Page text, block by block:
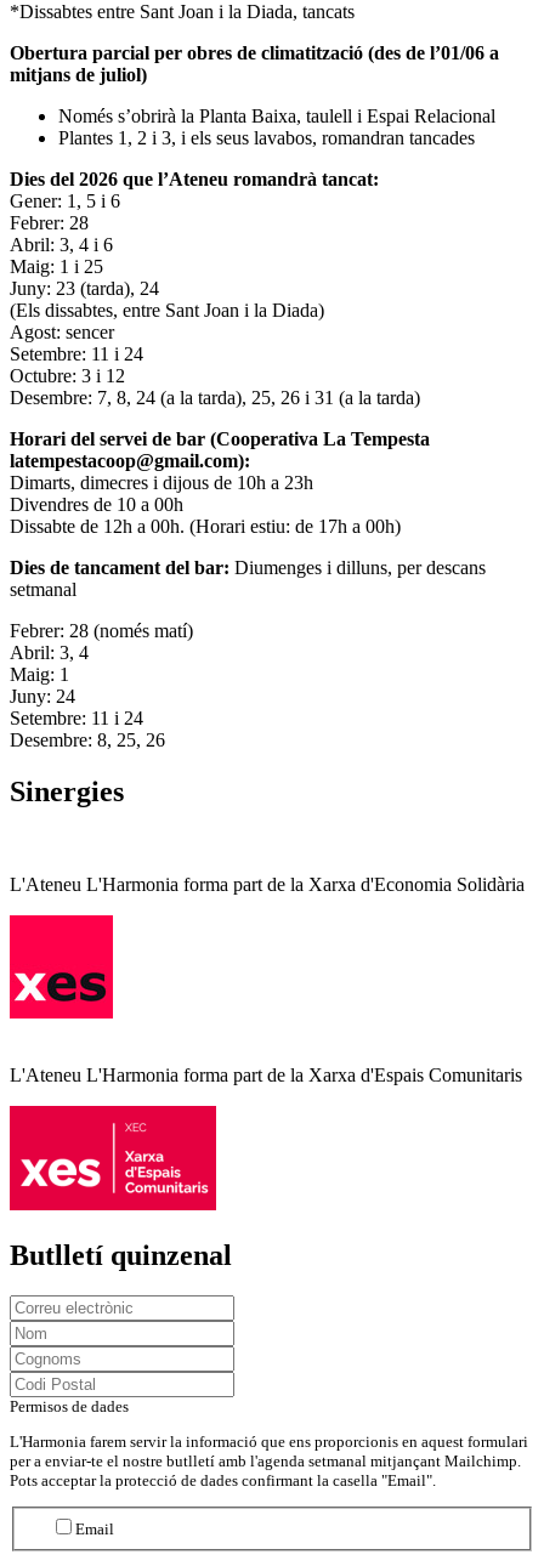
*Dissabtes entre Sant Joan i la Diada, tancats
Obertura parcial per obres de climatització (des de l’01/06 a
mitjans de juliol)
Només s’obrirà la Planta Baixa, taulell i Espai Relacional
Plantes 1, 2 i 3, i els seus lavabos, romandran tancades
Dies del 2026 que l’Ateneu romandrà tancat:
Gener: 1, 5 i 6
Febrer: 28
Abril: 3, 4 i 6
Maig: 1 i 25
Juny: 23 (tarda), 24
(Els dissabtes, entre Sant Joan i la Diada)
Agost: sencer
Setembre: 11 i 24
Octubre: 3 i 12
Desembre: 7, 8, 24 (a la tarda), 25, 26 i 31 (a la tarda)
Horari del servei de bar (Cooperativa La Tempesta
latempestacoop@gmail.com):
Dimarts, dimecres i dijous de 10h a 23h
Divendres de 10 a 00h
Dissabte de 12h a 00h. (Horari estiu: de 17h a 00h)
Dies de tancament del bar: Diumenges i dilluns, per descans
setmanal
Febrer: 28 (només matí)
Abril: 3, 4
Maig: 1
Juny: 24
Setembre: 11 i 24
Desembre: 8, 25, 26
Sinergies
L'Ateneu L'Harmonia forma part de la Xarxa d'Economia Solidària
L'Ateneu L'Harmonia forma part de la Xarxa d'Espais Comunitaris
Butlletí quinzenal
Permisos de dades
L'Harmonia farem servir la informació que ens proporcionis en aquest formulari
per a enviar-te el nostre butlletí amb l'agenda setmanal mitjançant Mailchimp.
Pots acceptar la protecció de dades confirmant la casella "Email".
Email